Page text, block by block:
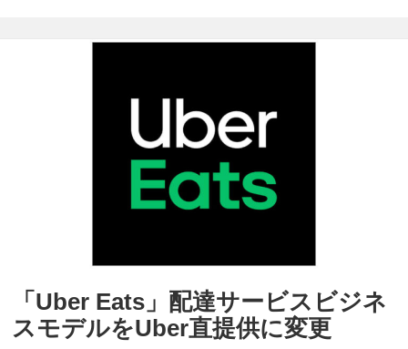
「Uber Eats」配達サービスビジネ
スモデルをUber直提供に変更